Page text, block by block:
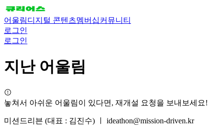
어울림디지털 콘텐츠멤버십커뮤니티
로그인
로그인
지난 어울림
놓쳐서 아쉬운 어울림이 있다면, 재개설 요청을 보내보세요!
미션드리븐 (대표 : 김진수) ㅣ ideathon@mission-driven.kr